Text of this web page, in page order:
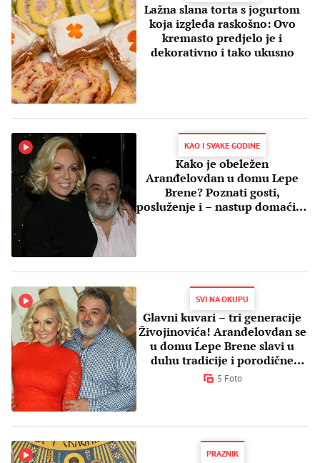
Lažna slana torta s jogurtom
koja izgleda raskošno: Ovo
kremasto predjelo je i
dekorativno i tako ukusno
KAO I SVAKE GODINE
Kako je obeležen
Aranđelovdan u domu Lepe
Brene? Poznati gosti,
posluženje i – nastup domaćice
SVI NA OKUPU
Glavni kuvari – tri generacije
Živojinovića! Aranđelovdan se
u domu Lepe Brene slavi u
duhu tradicije i porodične
sloge
5 Foto
PRAZNIK